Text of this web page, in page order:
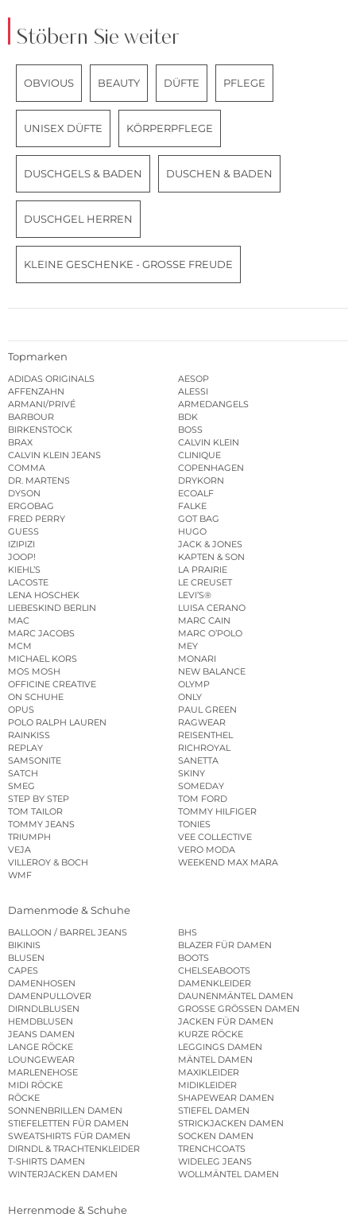
Stöbern Sie weiter
OBVIOUS BEAUTY DÜFTE PFLEGE
UNISEX DÜFTE KÖRPERPFLEGE
DUSCHGELS & BADEN DUSCHEN & BADEN
DUSCHGEL HERREN
KLEINE GESCHENKE - GROSSE FREUDE
Topmarken
ADIDAS ORIGINALS
AESOP
AFFENZAHN
ALESSI
ARMANI/PRIVÉ
ARMEDANGELS
BARBOUR
BDK
BIRKENSTOCK
BOSS
BRAX
CALVIN KLEIN
CALVIN KLEIN JEANS
CLINIQUE
COMMA
COPENHAGEN
DR. MARTENS
DRYKORN
DYSON
ECOALF
ERGOBAG
FALKE
FRED PERRY
GOT BAG
GUESS
HUGO
IZIPIZI
JACK & JONES
JOOP!
KAPTEN & SON
KIEHL’S
LA PRAIRIE
LACOSTE
LE CREUSET
LENA HOSCHEK
LEVI’S®
LIEBESKIND BERLIN
LUISA CERANO
MAC
MARC CAIN
MARC JACOBS
MARC O’POLO
MCM
MEY
MICHAEL KORS
MONARI
MOS MOSH
NEW BALANCE
OFFICINE CREATIVE
OLYMP
ON SCHUHE
ONLY
OPUS
PAUL GREEN
POLO RALPH LAUREN
RAGWEAR
RAINKISS
REISENTHEL
REPLAY
RICHROYAL
SAMSONITE
SANETTA
SATCH
SKINY
SMEG
SOMEDAY
STEP BY STEP
TOM FORD
TOM TAILOR
TOMMY HILFIGER
TOMMY JEANS
TONIES
TRIUMPH
VEE COLLECTIVE
VEJA
VERO MODA
VILLEROY & BOCH
WEEKEND MAX MARA
WMF
Damenmode & Schuhe
BALLOON / BARREL JEANS
BHS
BIKINIS
BLAZER FÜR DAMEN
BLUSEN
BOOTS
CAPES
CHELSEABOOTS
DAMENHOSEN
DAMENKLEIDER
DAMENPULLOVER
DAUNENMÄNTEL DAMEN
DIRNDLBLUSEN
GROSSE GRÖSSEN DAMEN
HEMDBLUSEN
JACKEN FÜR DAMEN
JEANS DAMEN
KURZE RÖCKE
LANGE RÖCKE
LEGGINGS DAMEN
LOUNGEWEAR
MÄNTEL DAMEN
MARLENEHOSE
MAXIKLEIDER
MIDI RÖCKE
MIDIKLEIDER
RÖCKE
SHAPEWEAR DAMEN
SONNENBRILLEN DAMEN
STIEFEL DAMEN
STIEFELETTEN FÜR DAMEN
STRICKJACKEN DAMEN
SWEATSHIRTS FÜR DAMEN
SOCKEN DAMEN
DIRNDL & TRACHTENKLEIDER
TRENCHCOATS
T-SHIRTS DAMEN
WIDELEG JEANS
WINTERJACKEN DAMEN
WOLLMÄNTEL DAMEN
Herrenmode & Schuhe